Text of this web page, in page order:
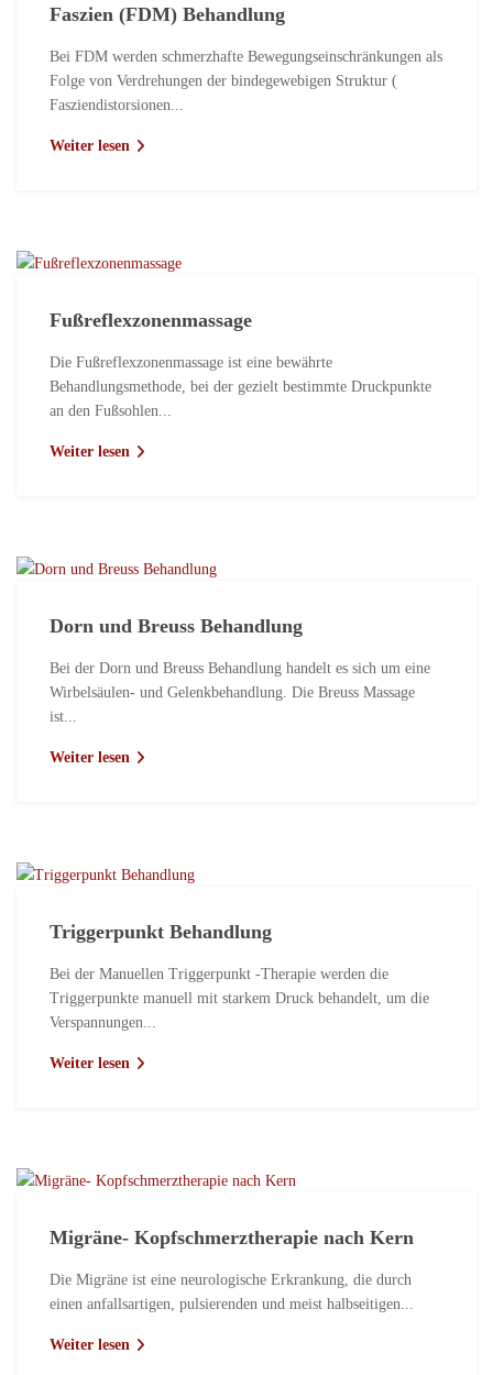
Faszien (FDM) Behandlung
Bei FDM werden schmerzhafte Bewegungseinschränkungen als
Folge von Verdrehungen der bindegewebigen Struktur (
Fasziendistorsionen...
Weiter lesen
Fußreflexzonenmassage
Die Fußreflexzonenmassage ist eine bewährte
Behandlungsmethode, bei der gezielt bestimmte Druckpunkte
an den Fußsohlen...
Weiter lesen
Dorn und Breuss Behandlung
Bei der Dorn und Breuss Behandlung handelt es sich um eine
Wirbelsäulen- und Gelenkbehandlung. Die Breuss Massage
ist...
Weiter lesen
Triggerpunkt Behandlung
Bei der Manuellen Triggerpunkt -Therapie werden die
Triggerpunkte manuell mit starkem Druck behandelt, um die
Verspannungen...
Weiter lesen
Migräne- Kopfschmerztherapie nach Kern
Die Migräne ist eine neurologische Erkrankung, die durch
einen anfallsartigen, pulsierenden und meist halbseitigen...
Weiter lesen